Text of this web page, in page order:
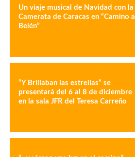
Un viaje musical de Navidad con la
Camerata de Caracas en “Camino a
Belén”
“Y Brillaban las estrellas” se
presentará del 6 al 8 de diciembre
en la sala JFR del Teresa Carreño